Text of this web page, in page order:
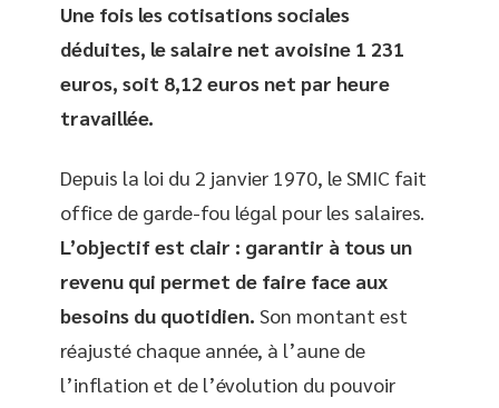
Une fois les cotisations sociales
déduites, le salaire net avoisine 1 231
euros, soit 8,12 euros net par heure
travaillée.
Depuis la loi du 2 janvier 1970, le SMIC fait
office de garde-fou légal pour les salaires.
L’objectif est clair : garantir à tous un
revenu qui permet de faire face aux
besoins du quotidien. Son montant est
réajusté chaque année, à l’aune de
l’inflation et de l’évolution du pouvoir